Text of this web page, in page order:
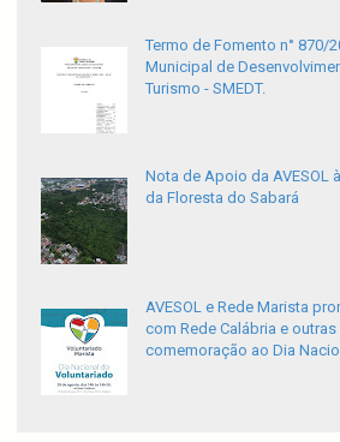
Termo de Fomento n° 870/
Municipal de
Turismo - SMEDT.
Nota de Apoio da AVESOL
da Floresta do Sabará
AVESOL e Rede Marista
com Rede Calábria e
comemoração ao Dia